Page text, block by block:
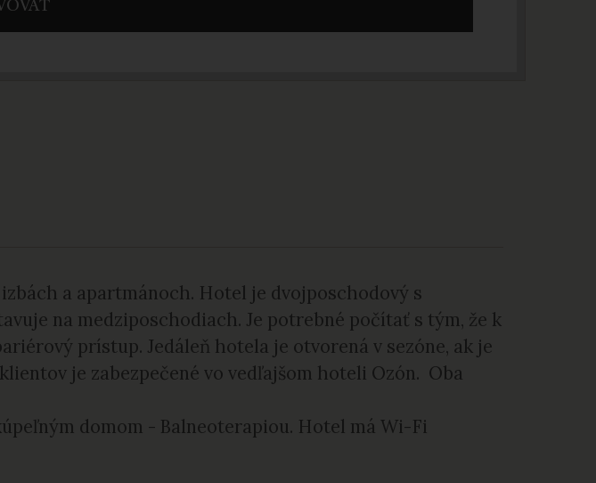
a apartmánoch. Hotel je dvojposchodový s
na medziposchodiach. Je potrebné počítať s tým, že k
prístup. Jedáleň hotela je otvorená v sezóne, ak je
je zabezpečené vo vedľajšom hoteli Ozón. Oba
domom - Balneoterapiou. Hotel má Wi-Fi